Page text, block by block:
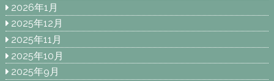
2026年1月
2025年12月
2025年11月
2025年10月
2025年9月